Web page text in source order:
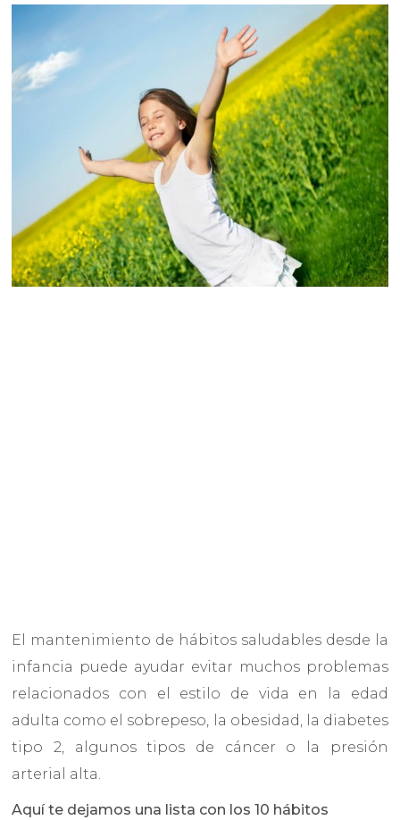
El mantenimiento de hábitos saludables desde la
infancia puede ayudar evitar muchos problemas
relacionados con el estilo de vida en la edad
adulta como el sobrepeso, la obesidad, la diabetes
tipo 2, algunos tipos de cáncer o la presión
arterial alta.
Aquí te dejamos una lista con los 10 hábitos